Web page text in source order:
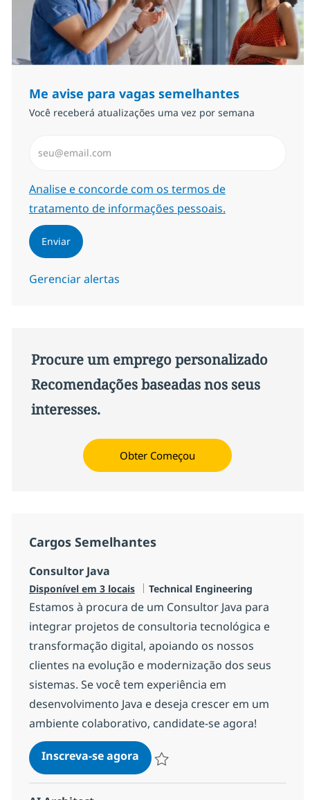
Me avise para vagas semelhantes
Você receberá atualizações uma vez por semana
Required
Analise e concorde com os termos de
tratamento de informações pessoais.
Enviar
Gerenciar alertas
Procure um emprego personalizado
Recomendações baseadas nos seus
interesses.
Obter Começou
Cargos Semelhantes
Consultor Java
Disponível em 3 locais Categoria
Technical Engineering
Estamos à procura de um Consultor Java para
integrar projetos de consultoria tecnológica e
transformação digital, apoiando os nossos
clientes na evolução e modernização dos seus
sistemas. Se você tem experiência em
desenvolvimento Java e deseja crescer em um
ambiente colaborativo, candidate-se agora!
Inscreva-se agoraConsultor Java